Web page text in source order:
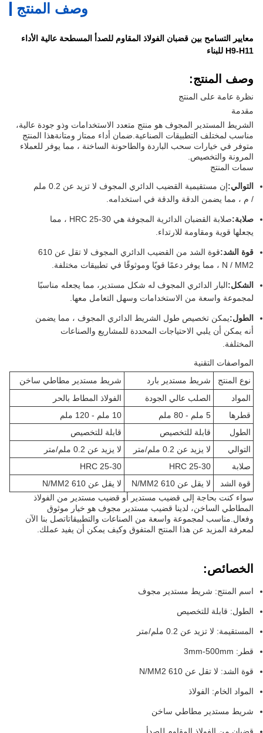
وصف المنتج
معايير التسامح بين قضبان الفولاذ المقاوم للصدأ المسطحة عالية الأداء
H9-H11 للبناء
وصف المنتج:
نظرة عامة على المنتج
مقدمة
الشريط المستدير المجوف هو منتج متعدد الاستخدامات وذو جودة عالية،
مناسب لمختلف التطبيقات الصناعية.ضمان أداء ممتاز ومتانةهذا المنتج
متوفر في خيارات سحب الباردة والطاحونة الساخنة ، مما يوفر للعملاء
المرونة والتخصيص.
سمات المنتج
التوالي:
إن مستقيمية القضيب الدائري المجوف لا تزيد عن 0.2 ملم
/ م ، مما يضمن الدقة والدقة في استخدامه.
صلابة:
صلابة القضبان الدائرية المجوفة هي HRC 25-30 ، مما
يجعلها قوية ومقاومة للارتداء.
قوة الشد:
قوة الشد من القضيب الدائري المجوف لا تقل عن 610
N / MM2 ، مما يوفر دعمًا قويًا وموثوقًا في تطبيقات مختلفة.
الشكل:البار الدائري المجوف له شكل مستدير، مما يجعله مناسبًا
لمجموعة واسعة من الاستخدامات وسهل التعامل معها.
الطول:يمكن تخصيص طول الشريط الدائري المجوف ، مما يضمن
أنه يمكن أن يلبي الاحتياجات المحددة للمشاريع والصناعات
المختلفة.
المواصفات التقنية
نوع المنتج
شريط مستدير بارد
شريط مستدير مطاطي ساخن
المواد
الصلب عالي الجودة
الفولاذ المطاط بالحر
قطرها
5 ملم - 80 ملم
10 ملم - 120 ملم
الطول
قابلة للتخصيص
قابلة للتخصيص
التوالي
لا يزيد عن 0.2 ملم/متر
لا يزيد عن 0.2 ملم/متر
صلابة
HRC 25-30
HRC 25-30
قوة الشد
لا يقل عن 610 N/MM2
لا يقل عن 610 N/MM2
سواء كنت بحاجة إلى قضيب مستدير أو قضيب مستدير من الفولاذ
المطاطي الساخن، لدينا قضيب مستدير مجوف هو خيار موثوق
وفعال.مناسب لمجموعة واسعة من الصناعات والتطبيقاتاتصل بنا الآن
لمعرفة المزيد عن هذا المنتج المتفوق وكيف يمكن أن يفيد عملك.
الخصائص:
اسم المنتج: شريط مستدير مجوف
الطول: قابلة للتخصيص
المستقيمة: لا تزيد عن 0.2 ملم/متر
قطر: 3mm-500mm
قوة الشد: لا تقل عن 610 N/MM2
المواد الخام: الفولاذ
شريط مستدير مطاطي ساخن